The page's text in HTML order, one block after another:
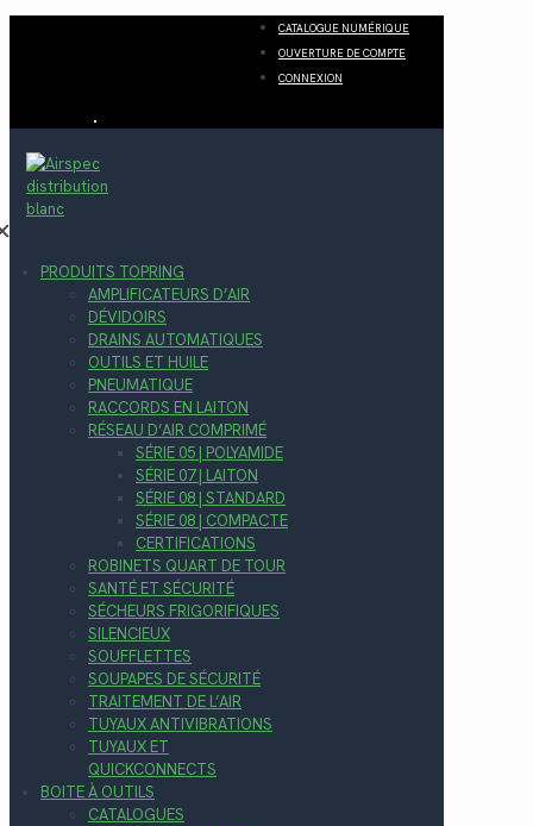
CATALOGUE NUMÉRIQUE
OUVERTURE DE COMPTE
CONNEXION
PRODUITS TOPRING
AMPLIFICATEURS D’AIR
DÉVIDOIRS
DRAINS AUTOMATIQUES
OUTILS ET HUILE
PNEUMATIQUE
RACCORDS EN LAITON
RÉSEAU D’AIR COMPRIMÉ
SÉRIE 05 | POLYAMIDE
SÉRIE 07 | LAITON
SÉRIE 08 | STANDARD
SÉRIE 08 | COMPACTE
CERTIFICATIONS
ROBINETS QUART DE TOUR
SANTÉ ET SÉCURITÉ
SÉCHEURS FRIGORIFIQUES
SILENCIEUX
SOUFFLETTES
SOUPAPES DE SÉCURITÉ
TRAITEMENT DE L’AIR
TUYAUX ANTIVIBRATIONS
TUYAUX ET
QUICKCONNECTS
BOITE À OUTILS
CATALOGUES